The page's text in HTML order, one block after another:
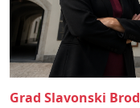
Grad Slavonski Brod